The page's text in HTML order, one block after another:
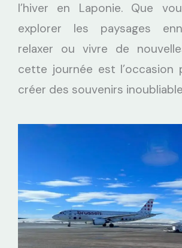
l’hiver en Laponie. Que
explorer les paysages
relaxer ou vivre de
cette journée est l’occasion
créer des souvenirs